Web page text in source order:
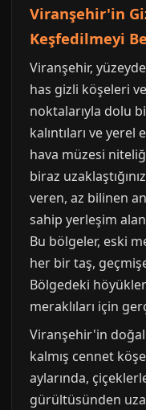
Viranşehir'in
Keşfedilmeyi
Viranşehir,
has gizli köşeleri
noktalarıyla dolu
kalıntıları ve
hava müzesi
biraz
veren, az bilinen
sahip yerleşim
Bu bölgeler, eski
her bir taş,
Bölgedeki
meraklıları için
Viranşehir'in doğal
kalmış cennet
aylarında,
gürültüsünden